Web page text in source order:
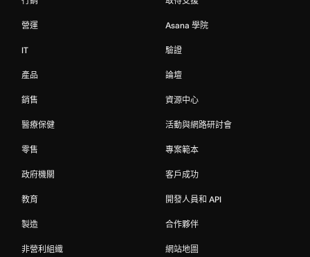
營運
IT
產品
銷售
醫療保健
零售
政府機關
教育
製造
非營利組織
Asana 學院
驗證
論壇
資源中心
活動與網路研討會
專案範本
客戶成功
開發人員和 API
合作夥伴
網站地圖